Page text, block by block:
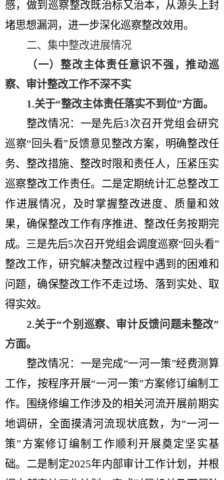
感，做到巡察整改既治标又治本，从源头上封
堵思想漏洞， 进一步深化巡察整改效用。
二、集中整改进展情况
（一）整改主体责任意识不强，推动巡
察、审计整改工作不深不实
1.关于“整改主体责任落实不到位”方面。
整改情况： 一是先后3次召开党组会研究
巡察“回头看”反馈意见整改方案， 明确整改任
务、整改措施、整改时限和责任人，压紧压实
巡察整改工作责任。 二是定期统计汇总整改工
作进展情况， 及时掌握整改进度、质量和效
果， 确保整改工作有序推进、整改任务按期完
成。 三是先后5次召开党组会调度巡察“回头看”
整改工作，研究解决整改过程中遇到的困难和
问题，确保整改工作不走过场、落到实处、取
得实效。
2.关于“个别巡察、审计反馈问题未整改”
方面。
整改情况： 一是完成“一河一策”经费测算
工作，按程序开展“一河一策”方案修订编制 工
作。围绕修编工作涉及的相关河流开展前期实
地调研，全面摸清河流现状底数，为“一河一
策”方案修订编制 工作顺利开展奠定坚实基
础。 二是制定2025年内部审计工作计划，并根